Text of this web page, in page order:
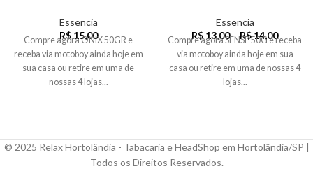
Essencia
R$15,00
Compre agora ONIX 50GR e
receba via motoboy ainda hoje em
sua casa ou retire em uma de
nossas 4 lojas...
Essencia
R$ 13,00– R$14,00
Compre agora SENSE 50G e receba
via motoboy ainda hoje em sua
casa ou retire em uma de nossas 4
lojas...
© 2025 Relax Hortolândia - Tabacaria e HeadShop em Hortolândia/SP |
Todos os Direitos Reservados.